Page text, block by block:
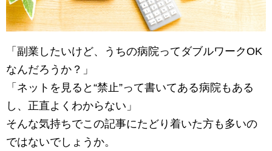
「副業したいけど、うちの病院ってダブルワークOK
なんだろうか？」
「ネットを見ると“禁止”って書いてある病院もある
し、正直よくわからない」
そんな気持ちでこの記事にたどり着いた方も多いの
ではないでしょうか。